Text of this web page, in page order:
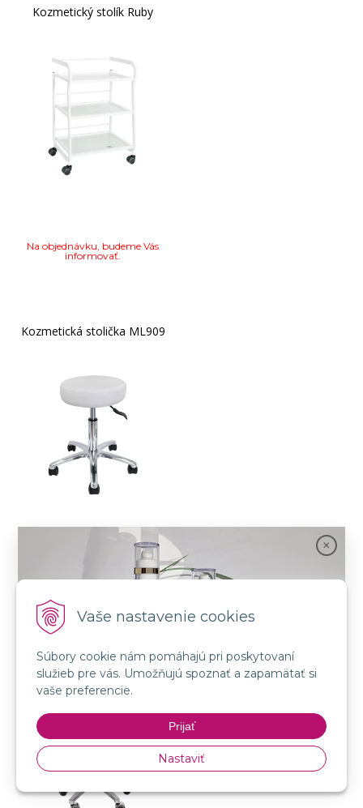
Vaše nastavenie cookies
Súbory cookie nám pomáhajú pri poskytovaní
služieb pre vás. Umožňujú spoznať a zapamätať si
vaše preferencie.
Prijať
Nastaviť
Kozmetický stolík Ruby
Na objednávku, budeme Vás
informovať.
Kozmetická stolička ML909
Na objednávku, budeme Vás
Kozmetická stolička Tondo
Spojenie prírody a vedy s novou kozmetikou
Nakupovať